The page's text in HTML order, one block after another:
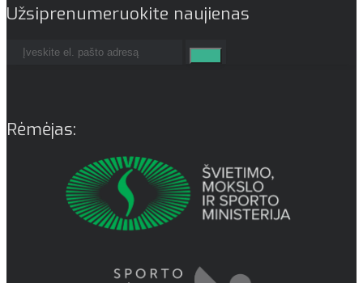
Užsiprenumeruokite naujienas
Rėmėjas: